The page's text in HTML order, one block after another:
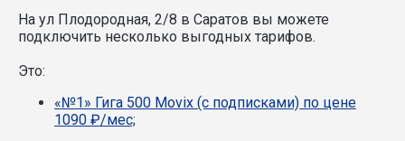
На ул Плодородная, 2/8 в Саратов вы можете
подключить несколько выгодных тарифов.
Это:
«№1» Гига 500 Movix (с подписками) по цене
1090 ₽/мес;